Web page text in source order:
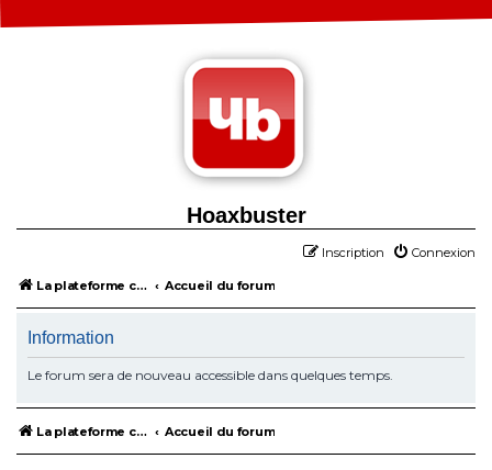
Hoaxbuster
Connexion
Inscription
La plateforme collaborative contre la désinformation Accueil du forum
Information
Le forum sera de nouveau accessible dans quelques temps.
La plateforme collaborative contre la désinformation Accueil du forum